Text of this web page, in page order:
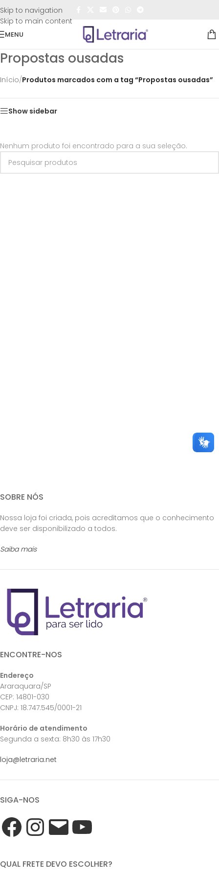
Skip to navigation
Skip to main content
FRETE GRÁTIS
MENU
Propostas ousadas
Início/Produtos marcados com a tag “Propostas ousadas”
Show sidebar
Nenhum produto foi encontrado para a sua seleção.
SOBRE NÓS
Nossa loja foi criada, pois acreditamos que o conhecimento
deve ser disponibilizado a todos.
Saiba mais
ENCONTRE-NOS
Endereço
Araraquara/SP
CEP: 14801-030
CNPJ: 18.747.545/0001-21
Horário de atendimento
Segunda a sexta: 8h30 às 17h30
loja@letraria.net
SIGA-NOS
QUAL FRETE DEVO ESCOLHER?